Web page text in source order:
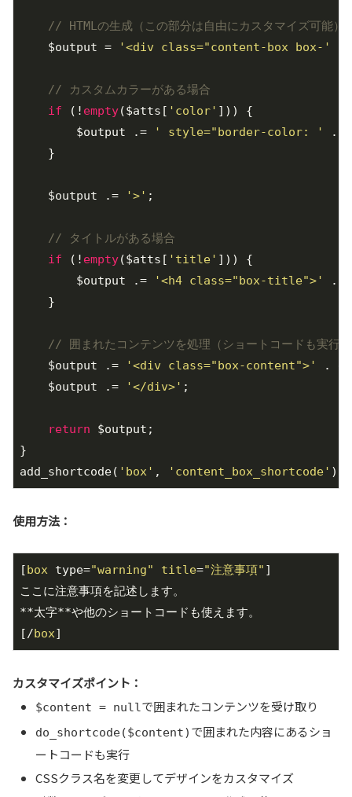
// HTMLの生成（この部分は自由にカスタマイズ可能）
    $output =
'<div class="content-box box-'
// カスタムカラーがある場合
if (! empty($atts[ 'color' ])) {
        $output .=
' style="border-color: '
.
    }
    $output .=
'>' ;
// タイトルがある場合
if (! empty($atts[ 'title' ])) {
        $output .=
'<h4 class="box-title">'
.
    }
// 囲まれたコンテンツを処理（ショートコードも実行
    $output .=
'<div class="box-content">'
.
    $output .=
'</div>' ;
return $output;
}
add_shortcode( 'box' , 'content_box_shortcode'
使用方法：
[box type="warning" title="注意事項" ]
ここに注意事項を記述します。
**太字**や他のショートコードも使えます。
[/box]
カスタマイズポイント：
$content = nullで囲まれたコンテンツを受け取り
do_shortcode($content) で囲まれた内容にあるショ
ートコードも実行
CSSクラス名を変更してデザインをカスタマイズ